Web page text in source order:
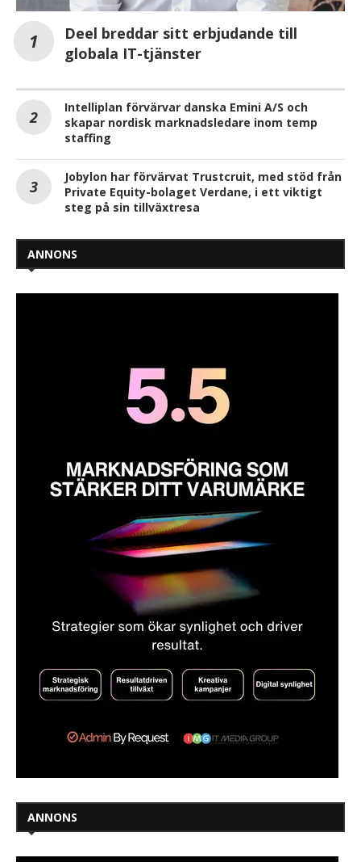
Deel breddar sitt erbjudande till
globala IT-tjänster
Intelliplan förvärvar danska Emini A/S och
skapar nordisk marknadsledare inom temp
staffing
Jobylon har förvärvat Trustcruit, med stöd från
Private Equity-bolaget Verdane, i ett viktigt
steg på sin tillväxtresa
ANNONS
ANNONS